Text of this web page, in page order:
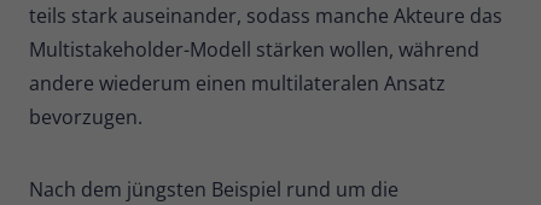
teils stark auseinander, sodass manche Akteure das
Multistakeholder-Modell stärken wollen, während
andere wiederum einen multilateralen Ansatz
bevorzugen.
Nach dem jüngsten Beispiel rund um die
Laufzeit 30 Minuten
vorübergehenden Speicherung von